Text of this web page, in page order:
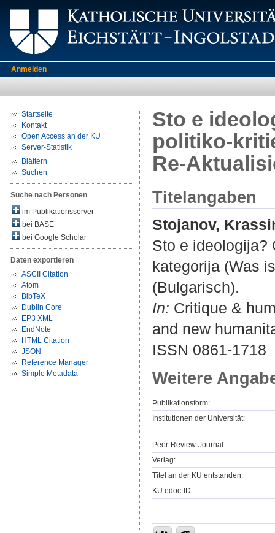
Anmelden
Startseite
Kontakt
Open Access an der KU
Server-Statistik
Blättern
Suchen
Suche nach Personen
im Publikationsserver
bei BASE
bei Google Scholar
Daten exportieren
ASCII Citation
Atom
BibTeX
Dublin Core
EP3 XML
EndNote
HTML Citation
JSON
Reference Manager
Simple Metadata
Sto e
politiko-
Re-
Titelangaben
Stojanov,
Sto e ideologija?
kategorija (Was
(Bulgarisch).
In: Critique &
and new
ISSN 0861-1718
Weitere
Publikationsform:
Institutionen der Universität:
Peer-Review-Journal:
Verlag:
Titel an der KU entstanden:
KU.edoc-ID: